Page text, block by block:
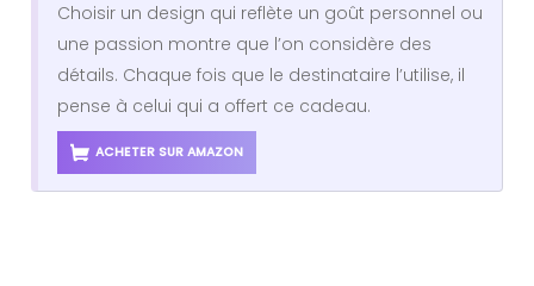
Choisir un design qui reflète un goût personnel ou
une passion montre que l’on considère des
détails. Chaque fois que le destinataire l’utilise, il
pense à celui qui a offert ce cadeau.
ACHETER SUR AMAZON